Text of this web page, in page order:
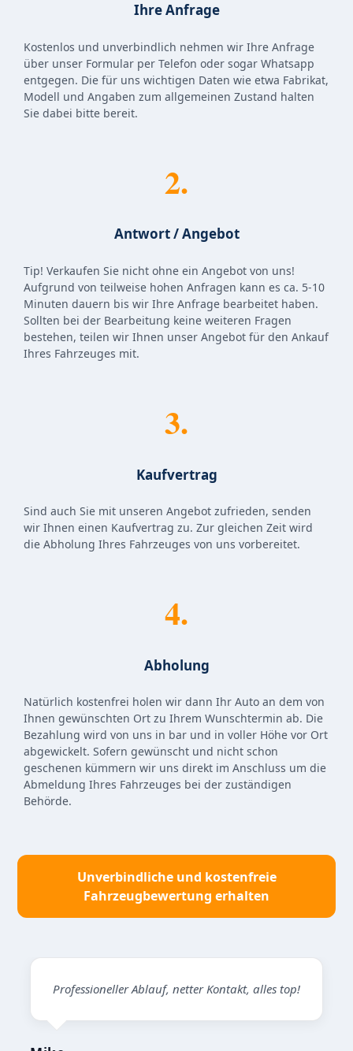
Ihre Anfrage
Kostenlos und unverbindlich nehmen wir Ihre Anfrage
über unser Formular per Telefon oder sogar Whatsapp
entgegen. Die für uns wichtigen Daten wie etwa Fabrikat,
Modell und Angaben zum allgemeinen Zustand halten
Sie dabei bitte bereit.
2.
Antwort / Angebot
Tip! Verkaufen Sie nicht ohne ein Angebot von uns!
Aufgrund von teilweise hohen Anfragen kann es ca. 5-10
Minuten dauern bis wir Ihre Anfrage bearbeitet haben.
Sollten bei der Bearbeitung keine weiteren Fragen
bestehen, teilen wir Ihnen unser Angebot für den Ankauf
Ihres Fahrzeuges mit.
3.
Kaufvertrag
Sind auch Sie mit unseren Angebot zufrieden, senden
wir Ihnen einen Kaufvertrag zu. Zur gleichen Zeit wird
die Abholung Ihres Fahrzeuges von uns vorbereitet.
4.
Abholung
Natürlich kostenfrei holen wir dann Ihr Auto an dem von
Ihnen gewünschten Ort zu Ihrem Wunschtermin ab. Die
Bezahlung wird von uns in bar und in voller Höhe vor Ort
abgewickelt. Sofern gewünscht und nicht schon
geschenen kümmern wir uns direkt im Anschluss um die
Abmeldung Ihres Fahrzeuges bei der zuständigen
Behörde.
Unverbindliche und kostenfreie
Fahrzeugbewertung erhalten
Professioneller Ablauf, netter Kontakt, alles top!